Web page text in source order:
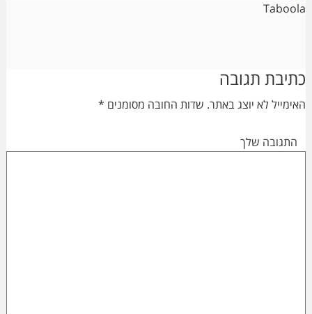
Taboola
Reader
Interactions
כתיבת תגובה
האימייל לא יוצג באתר. שדות החובה מסומנים *
התגובה שלך